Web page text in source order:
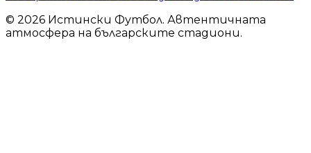
© 2026 Истински Футбол. Автентичната
атмосфера на българските стадиони.